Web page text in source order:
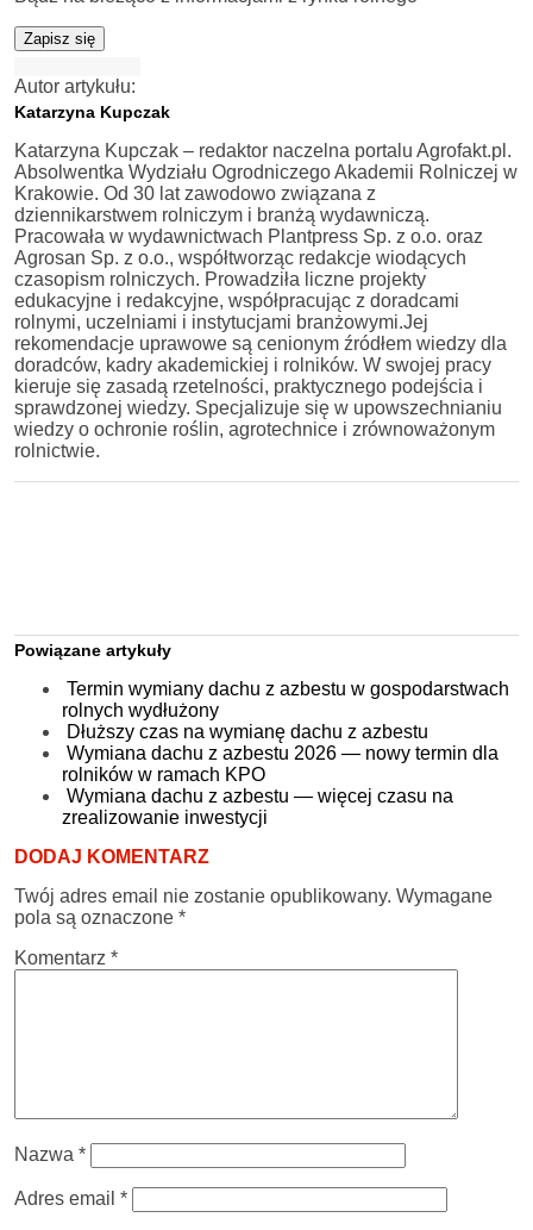
Zapisz się
Autor artykułu:
Katarzyna Kupczak
Katarzyna Kupczak – redaktor naczelna portalu Agrofakt.pl.
Absolwentka Wydziału Ogrodniczego Akademii Rolniczej w
Krakowie. Od 30 lat zawodowo związana z
dziennikarstwem rolniczym i branżą wydawniczą.
Pracowała w wydawnictwach Plantpress Sp. z o.o. oraz
Agrosan Sp. z o.o., współtworząc redakcje wiodących
czasopism rolniczych. Prowadziła liczne projekty
edukacyjne i redakcyjne, współpracując z doradcami
rolnymi, uczelniami i instytucjami branżowymi.Jej
rekomendacje uprawowe są cenionym źródłem wiedzy dla
doradców, kadry akademickiej i rolników. W swojej pracy
kieruje się zasadą rzetelności, praktycznego podejścia i
sprawdzonej wiedzy. Specjalizuje się w upowszechnianiu
wiedzy o ochronie roślin, agrotechnice i zrównoważonym
rolnictwie.
Powiązane artykuły
Termin wymiany dachu z azbestu w gospodarstwach
rolnych wydłużony
Dłuższy czas na wymianę dachu z azbestu
Wymiana dachu z azbestu 2026 — nowy termin dla
rolników w ramach KPO
Wymiana dachu z azbestu — więcej czasu na
zrealizowanie inwestycji
DODAJ KOMENTARZ
Twój adres email nie zostanie opublikowany. Wymagane
pola są oznaczone *
Komentarz *
Nazwa *
Adres email *